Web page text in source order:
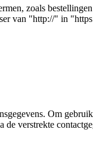
zoals
van "http://" in
Om
verstrekte